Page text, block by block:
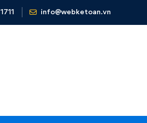
info@webketoan.vn
HTKK 3.4.4